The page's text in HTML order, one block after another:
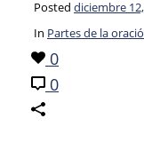
Posted diciembre
In Partes de la
0
0